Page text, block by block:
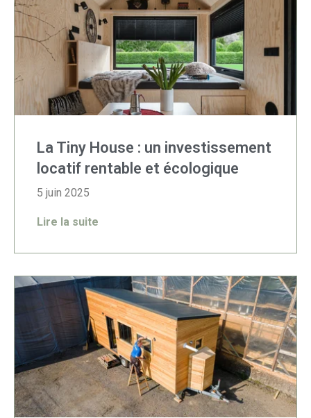
La Tiny House : un investissement
locatif rentable et écologique
5 juin 2025
Lire la suite